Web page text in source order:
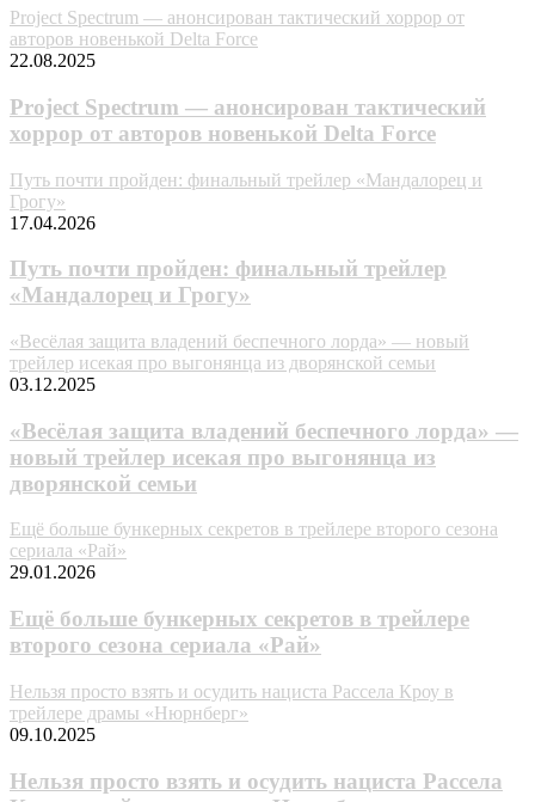
Project Spectrum — анонсирован тактический хоррор от
авторов новенькой Delta Force
22.08.2025
Project Spectrum — анонсирован тактический
хоррор от авторов новенькой Delta Force
Путь почти пройден: финальный трейлер «Мандалорец и
Грогу»
17.04.2026
Путь почти пройден: финальный трейлер
«Мандалорец и Грогу»
«Весёлая защита владений беспечного лорда» — новый
трейлер исекая про выгонянца из дворянской семьи
03.12.2025
«Весёлая защита владений беспечного лорда» —
новый трейлер исекая про выгонянца из
дворянской семьи
Ещё больше бункерных секретов в трейлере второго сезона
сериала «Рай»
29.01.2026
Ещё больше бункерных секретов в трейлере
второго сезона сериала «Рай»
Нельзя просто взять и осудить нациста Рассела Кроу в
трейлере драмы «Нюрнберг»
09.10.2025
Нельзя просто взять и осудить нациста Рассела